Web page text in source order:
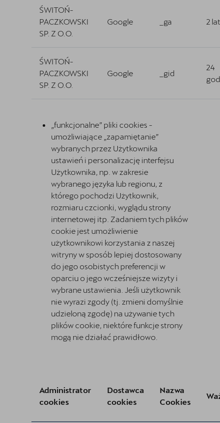
ŚWITOŃ-
PACZKOWSKI
SP. Z O.O.
Google _ga 2
ŚWITOŃ-
PACZKOWSKI
SP. Z O.O.
Google _gid
24
„funkcjonalne” pliki cookies -
umożliwiające „zapamiętanie”
wybranych przez Użytkownika
ustawień i personalizację interfejsu
Użytkownika, np. w zakresie
wybranego języka lub regionu, z
którego pochodzi Użytkownik,
rozmiaru czcionki, wyglądu strony
internetowej itp. Zadaniem tych plików
cookie jest umożliwienie
użytkownikowi korzystania z naszej
witryny w sposób lepiej dostosowany
do jego osobistych preferencji w
oparciu o jego wcześniejsze wizyty i
wybrane ustawienia. Jeśli użytkownik
nie wyrazi zgody (tj. zmieni domyślnie
udzieloną zgodę) na używanie tych
plików cookie, niektóre funkcje strony
mogą nie działać prawidłowo.
Administrator
cookies
Dostawca
cookies
Nazwa
Cookies